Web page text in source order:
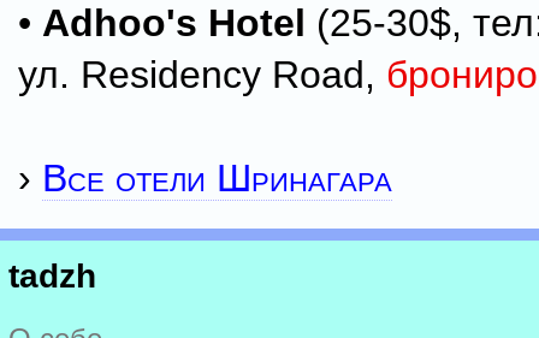
• Adhoo's Hotel (25-30$,
ул. Residency Road,
› Все отели Шринагара
tadzh